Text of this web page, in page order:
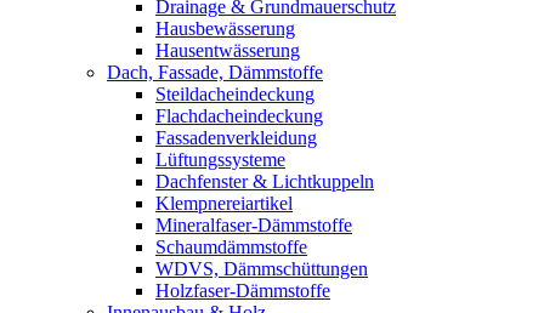
Drainage & Grundmauerschutz
Hausbewässerung
Hausentwässerung
Dach, Fassade, Dämmstoffe
Steildacheindeckung
Flachdacheindeckung
Fassadenverkleidung
Lüftungssysteme
Dachfenster & Lichtkuppeln
Klempnereiartikel
Mineralfaser-Dämmstoffe
Schaumdämmstoffe
WDVS, Dämmschüttungen
Holzfaser-Dämmstoffe